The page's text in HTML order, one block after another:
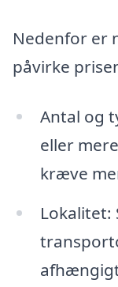
Nedenfor er
påvirke
Antal og
eller
kræve
Lokalitet: